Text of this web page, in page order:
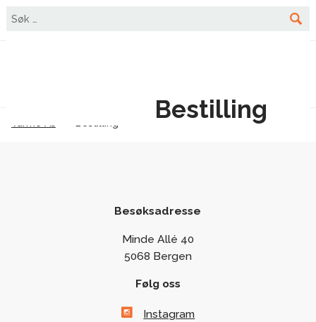
Varme As Bestilling Bestilling
Besøksadresse
Minde Allé 40
5068 Bergen
Følg oss
Instagram